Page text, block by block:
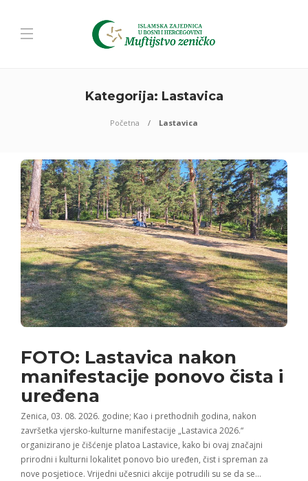
Kategorija: Lastavica
Početna Lastavica
FOTO: Lastavica nakon
manifestacije ponovo čista i
uređena
Zenica, 03. 08. 2026. godine; Kao i prethodnih godina, nakon
završetka vjersko-kulturne manifestacije „Lastavica 2026.“
organizirano je čišćenje platoa Lastavice, kako bi ovaj značajni
prirodni i kulturni lokalitet ponovo bio uređen, čist i spreman za
nove posjetioce. Vrijedni učesnici akcije potrudili su se da se…